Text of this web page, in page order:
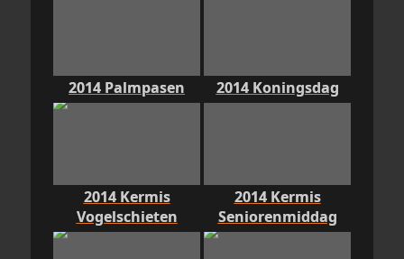
2014 Palmpasen 2014 Koningsdag
2014 Kermis
Vogelschieten
2014 Kermis
Seniorenmiddag